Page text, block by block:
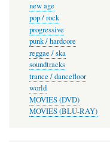
new age
pop / rock
progressive
punk / hardcore
reggae / ska
soundtracks
trance / dancefloor
world
MOVIES (DVD)
MOVIES (BLU-RAY)